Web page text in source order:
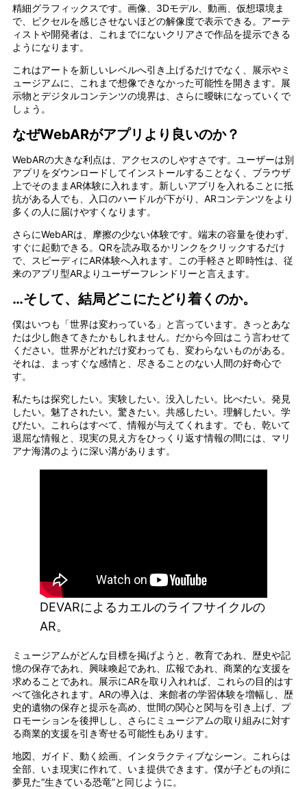
精細グラフィックスです。画像、3Dモデル、動画、仮想環境ま
で、ピクセルを感じさせないほどの解像度で表示できる。アーテ
ィストや開発者は、これまでにないクリアさで作品を提示できる
ようになります。
これはアートを新しいレベルへ引き上げるだけでなく、展示やミ
ュージアムに、これまで想像できなかった可能性を開きます。展
示物とデジタルコンテンツの境界は、さらに曖昧になっていくで
しょう。
なぜWebARがアプリより良いのか？
WebARの大きな利点は、アクセスのしやすさです。ユーザーは別
アプリをダウンロードしてインストールすることなく、ブラウザ
上でそのままAR体験に入れます。新しいアプリを入れることに抵
抗がある人でも、入口のハードルが下がり、ARコンテンツをより
多くの人に届けやすくなります。
さらにWebARは、摩擦の少ない体験です。端末の容量を使わず、
すぐに起動できる。QRを読み取るかリンクをクリックするだけ
で、スピーディにAR体験へ入れます。この手軽さと即時性は、従
来のアプリ型ARよりユーザーフレンドリーと言えます。
…そして、結局どこにたどり着くのか。
僕はいつも「世界は変わっている」と言っています。きっとあな
たは少し飽きてきたかもしれません。だから今回はこう言わせて
ください。世界がどれだけ変わっても、変わらないものがある。
それは、まっすぐな感情と、尽きることのない人間の好奇心で
す。
私たちは探究したい。実験したい。没入したい。比べたい。発見
したい。魅了されたい。驚きたい。共感したい。理解したい。学
びたい。これらはすべて、情報が与えてくれます。でも、乾いて
退屈な情報と、現実の見え方をひっくり返す情報の間には、マリ
アナ海溝のように深い溝があります。
DEVARによるカエルのライフサイクルの
AR。
ミュージアムがどんな目標を掲げようと、教育であれ、歴史や記
憶の保存であれ、興味喚起であれ、広報であれ、商業的な支援を
求めることであれ。展示にARを取り入れれば、これらの目的はす
べて強化されます。ARの導入は、来館者の学習体験を増幅し、歴
史的遺物の保存と提示を高め、世間の関心と関与を引き上げ、プ
ロモーションを後押しし、さらにミュージアムの取り組みに対す
る商業的支援を引き寄せる可能性もあります。
地図、ガイド、動く絵画、インタラクティブなシーン。これらは
全部、いま現実に作れて、いま提供できます。僕が子どもの頃に
夢見た“生きている恐竜”と同じように。